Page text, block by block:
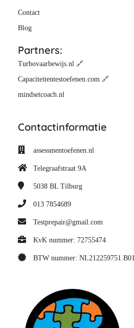
Contact
Blog
Partners:
Turbovaarbewijs.nl 🔗
Capaciteitentestoefenen.com 🔗
mindsetcoach.nl
Contactinformatie
assessmentoefenen.nl
Telegraafstraat 9A
5038 BL Tilburg
013 7854689
Testprepair@gmail.com
KvK nummer: 72755474
BTW nummer: NL212259751.B01